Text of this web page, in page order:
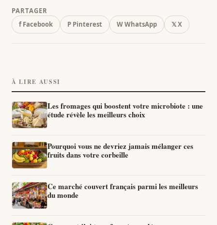
PARTAGER
f Facebook
P Pinterest W WhatsApp 𝕏 X
À LIRE AUSSI
Les fromages qui boostent votre microbiote : une
étude révèle les meilleurs choix
Pourquoi vous ne devriez jamais mélanger ces
fruits dans votre corbeille
Ce marché couvert français parmi les meilleurs
du monde